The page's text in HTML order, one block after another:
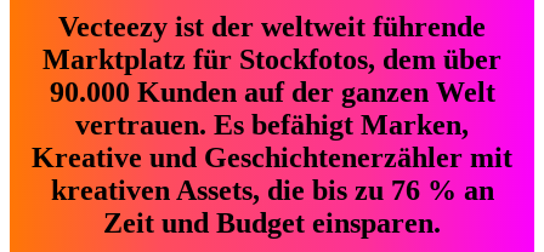
Vecteezy ist der weltweit führende
Marktplatz für Stockfotos, dem über
90.000 Kunden auf der ganzen Welt
vertrauen. Es befähigt Marken,
Kreative und Geschichtenerzähler mit
kreativen Assets, die bis zu 76 % an
Zeit und Budget einsparen.